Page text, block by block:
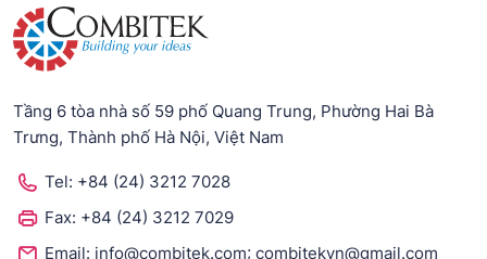
Tầng 6 tòa nhà số 59 phố Quang Trung, Phường Hai Bà
Trưng, Thành phố Hà Nội, Việt Nam
Tel: +84 (24) 3212 7028
Fax: +84 (24) 3212 7029
Email: info@combitek.com; combitekvn@gmail.com